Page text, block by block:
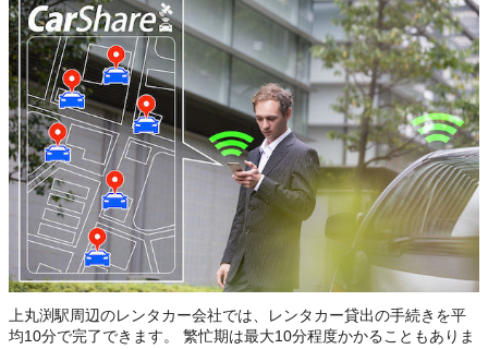
上丸渕駅周辺のレンタカー会社では、レンタカー貸出の手続きを平
均10分で完了できます。 繁忙期は最大10分程度かかることもありま